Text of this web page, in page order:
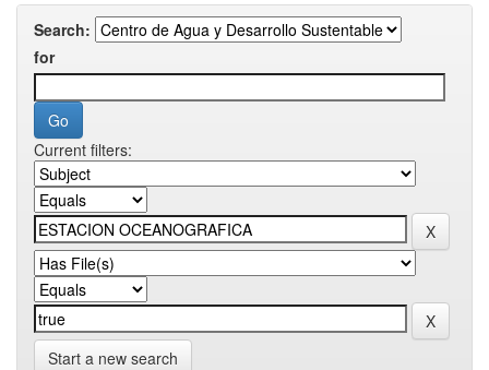
Search:
for
Current filters:
Start a new search